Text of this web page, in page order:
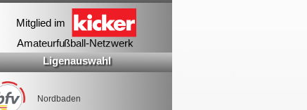
Ligenauswahl
Nordbaden